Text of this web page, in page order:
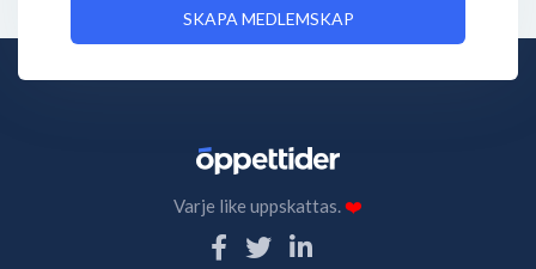
SKAPA MEDLEMSKAP
Varje like uppskattas.❤️